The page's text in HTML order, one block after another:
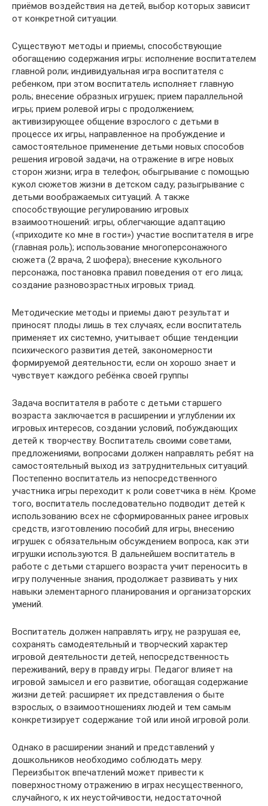
приёмов воздействия на детей, выбор которых зависит
от конкретной ситуации.
Существуют методы и приемы, способствующие
обогащению содержания игры: исполнение воспитателем
главной роли; индивидуальная игра воспитателя с
ребенком, при этом воспитатель исполняет главную
роль; внесение образных игрушек; прием параллельной
игры; прием ролевой игры с продолжением;
активизирующее общение взрослого с детьми в
процессе их игры, направленное на пробуждение и
самостоятельное применение детьми новых способов
решения игровой задачи, на отражение в игре новых
сторон жизни; игра в телефон; обыгрывание с помощью
кукол сюжетов жизни в детском саду; разыгрывание с
детьми воображаемых ситуаций. А также
способствующие регулированию игровых
взаимоотношений: игры, облегчающие адаптацию
(«приходите ко мне в гости») участие воспитателя в игре
(главная роль); использование многоперсонажного
сюжета (2 врача, 2 шофера); внесение кукольного
персонажа, постановка правил поведения от его лица;
создание разновозрастных игровых триад.
Методические методы и приемы дают результат и
приносят плоды лишь в тех случаях, если воспитатель
применяет их системно, учитывает общие тенденции
психического развития детей, закономерности
формируемой деятельности, если он хорошо знает и
чувствует каждого ребёнка своей группы
Задача воспитателя в работе с детьми старшего
возраста заключается в расширении и углублении их
игровых интересов, создании условий, побуждающих
детей к творчеству. Воспитатель своими советами,
предложениями, вопросами должен направлять ребят на
самостоятельный выход из затруднительных ситуаций.
Постепенно воспитатель из непосредственного
участника игры переходит к роли советчика в нём. Кроме
того, воспитатель последовательно подводит детей к
использованию всех не сформированных ранее игровых
средств, изготовлению пособий для игры, внесению
игрушек с обязательным обсуждением вопроса, как эти
игрушки используются. В дальнейшем воспитатель в
работе с детьми старшего возраста учит переносить в
игру полученные знания, продолжает развивать у них
навыки элементарного планирования и организаторских
умений.
Воспитатель должен направлять игру, не разрушая ее,
сохранять самодеятельный и творческий характер
игровой деятельности детей, непосредственность
переживаний, веру в правду игры. Педагог влияет на
игровой замысел и его развитие, обогащая содержание
жизни детей: расширяет их представления о быте
взрослых, о взаимоотношениях людей и тем самым
конкретизирует содержание той или иной игровой роли.
Однако в расширении знаний и представлений у
дошкольников необходимо соблюдать меру.
Переизбыток впечатлений может привести к
поверхностному отражению в играх несущественного,
случайного, к их неустойчивости, недостаточной